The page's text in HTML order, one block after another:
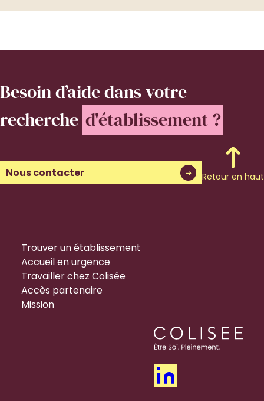
Besoin d’aidedans votre
recherche d'établissement ?
Nous contacter Retour en haut
Trouver un établissement
Accueil en urgence
Travailler chez Colisée
Accès partenaire
Mission